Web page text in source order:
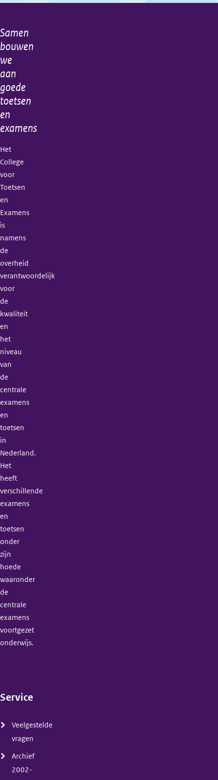
Algemene
informatie
Samen
bouwen
we
aan
goede
toetsen
en
examens
Het
College
voor
Toetsen
en
Examens
is
namens
de
overheid
verantwoordelijk
voor
de
kwaliteit
en
het
niveau
van
de
centrale
examens
en
toetsen
in
Nederland.
Het
heeft
verschillende
examens
en
toetsen
onder
zijn
hoede
waaronder
de
centrale
examens
voortgezet
onderwijs.
Service
Veelgestelde
vragen
Archief
2002-